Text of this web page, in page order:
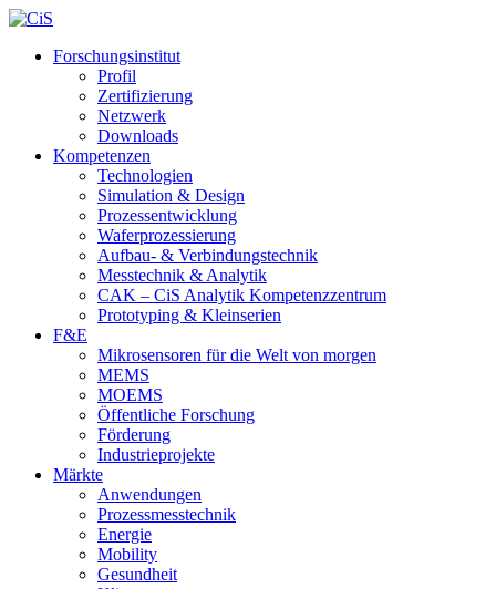
Forschungsinstitut
Profil
Zertifizierung
Netzwerk
Downloads
Kompetenzen
Technologien
Simulation & Design
Prozessentwicklung
Waferprozessierung
Aufbau- & Verbindungstechnik
Messtechnik & Analytik
CAK – CiS Analytik Kompetenzzentrum
Prototyping & Kleinserien
F&E
Mikrosensoren für die Welt von morgen
MEMS
MOEMS
Öffentliche Forschung
Förderung
Industrieprojekte
Märkte
Anwendungen
Prozessmesstechnik
Energie
Mobility
Gesundheit